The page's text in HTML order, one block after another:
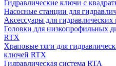
Гидравлические ключи с
Насосные станции для
Аксессуары для гидравлических
Головки для низкопрофильных
RTX
Храповые тяги для
ключей RTX
Гидравлическая система RTA